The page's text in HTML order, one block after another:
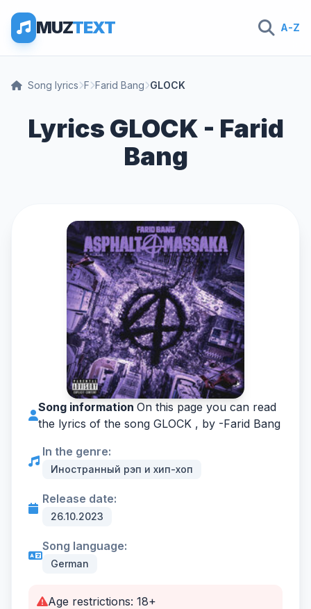
MUZTEXT A-Z
Song lyrics F Farid Bang GLOCK
Lyrics GLOCK - Farid
Bang
Song information On this page you can read
the lyrics of the song GLOCK , by -Farid Bang
In the genre:
Иностранный рэп и хип-хоп
Release date:
26.10.2023
Song language:
German
Age restrictions: 18+